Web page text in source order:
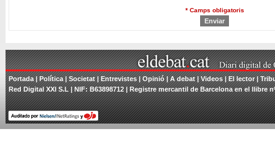
* Camps obligatoris
Portada|Política|Societat|Entrevistes|Opinió|A debat|Videos|El lector|
Red Digital XXI S.L | NIF: B63898712 | Registre mercantil de Barcelona en el llibre